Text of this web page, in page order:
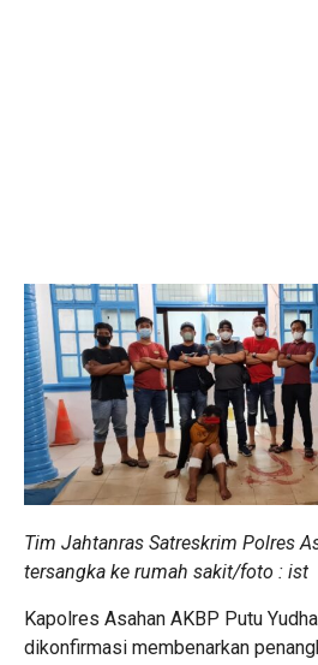
Tim Jahtanras Satreskrim Polres
tersangka ke rumah sakit/foto : ist
Kapolres Asahan AKBP Putu
dikonfirmasi membenarkan